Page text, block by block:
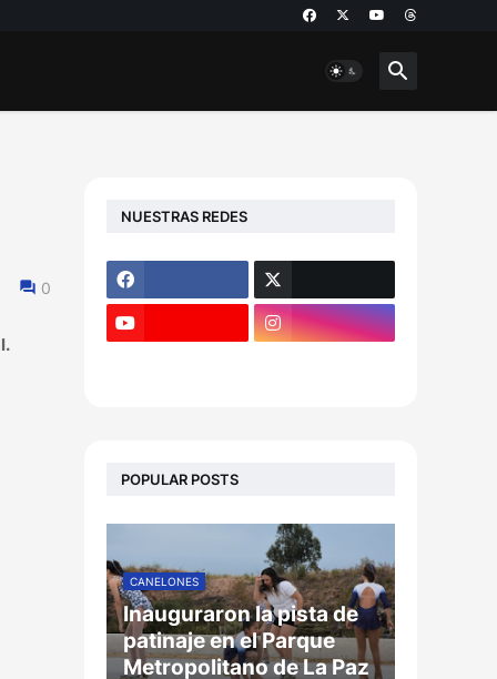
0
NUESTRAS REDES
POPULAR POSTS
CANELONES
Inauguraron la pista de
patinaje en el Parque
Metropolitano de La Paz